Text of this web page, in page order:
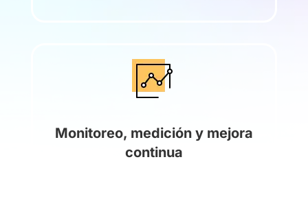
Monitoreo, medición y mejora
continua